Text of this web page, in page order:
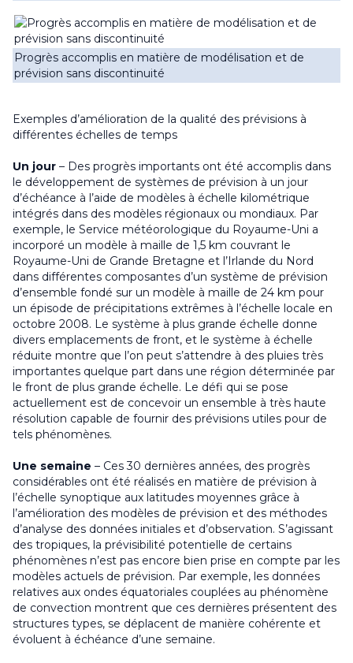
Progrès accomplis en matière de modélisation et de
prévision sans discontinuité
Exemples d’amélioration de la qualité des prévisions à
différentes échelles de temps
Un jour – Des progrès importants ont été accomplis dans
le développement de systèmes de prévision à un jour
d’échéance à l’aide de modèles à échelle kilométrique
intégrés dans des modèles régionaux ou mondiaux. Par
exemple, le Service météorologique du Royaume-Uni a
incorporé un modèle à maille de 1,5 km couvrant le
Royaume-Uni de Grande Bretagne et l’Irlande du Nord
dans différentes composantes d’un système de prévision
d’ensemble fondé sur un modèle à maille de 24 km pour
un épisode de précipitations extrêmes à l’échelle locale en
octobre 2008. Le système à plus grande échelle donne
divers emplacements de front, et le système à échelle
réduite montre que l’on peut s’attendre à des pluies très
importantes quelque part dans une région déterminée par
le front de plus grande échelle. Le défi qui se pose
actuellement est de concevoir un ensemble à très haute
résolution capable de fournir des prévisions utiles pour de
tels phénomènes.
Une semaine – Ces 30 dernières années, des progrès
considérables ont été réalisés en matière de prévision à
l’échelle synoptique aux latitudes moyennes grâce à
l’amélioration des modèles de prévision et des méthodes
d’analyse des données initiales et d’observation. S’agissant
des tropiques, la prévisibilité potentielle de certains
phénomènes n’est pas encore bien prise en compte par les
modèles actuels de prévision. Par exemple, les données
relatives aux ondes équatoriales couplées au phénomène
de convection montrent que ces dernières présentent des
structures types, se déplacent de manière cohérente et
évoluent à échéance d’une semaine.